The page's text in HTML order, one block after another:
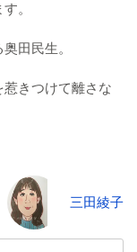
。
田民生。
きつけて離さな
三田綾子